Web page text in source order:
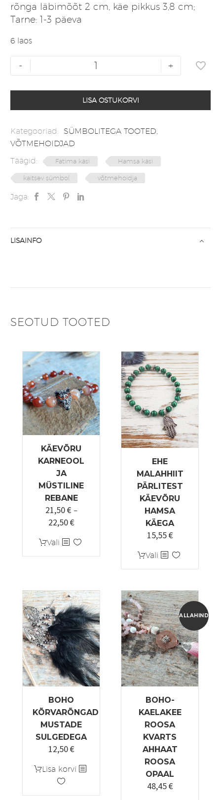
rõnga läbimõõt 2 cm, käe pikkus 3,8 cm;
Tarne: 1-3 päeva
6 laos
-
Pronksikarva
võtmehoidja
kogus
+
LISA OSTUKORVI
Kategooriad: SÜMBOLITEGA TOOTED
VÕTMEHOIDJAD
Täägid:
Fatima käsi Hamsa käsi
kaitsev sümbol võtmehoidja
Jaga:
LISAINFO
SEOTUD TOOTED
KÄEVÕRU
KARNEOOL
JA
MÜSTILINE
REBANE
21,50€ –
22,50€Hinnavahemik:
kuni
22,50 €
Vali Sellel
tootel
varianti.
Valikuid
saab
teha
tootelehel.
EHE
MALAHHIIT
PÄRLITEST
KÄEVÕRU
HAMSA
KÄEGA
15,55€
Vali Sellel
tootel
mitu
varianti.
Valikuid
saab
teha
tootelehel.
BOHO
KÕRVARÕNGAD
MUSTADE
SULGEDEGA
12,50€
Lisa korvi
ALLAHINDLUS!
BOHO-
KAELAKEE
ROOSA
KVARTS
AHHAAT
ROOSA
OPAAL
Algne
48,45€Praegune